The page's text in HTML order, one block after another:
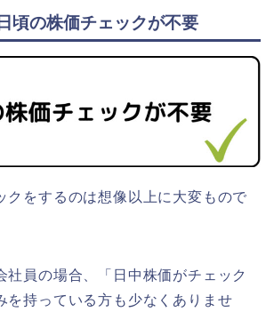
頃の株価チェックが不要
クをするのは想像以上に大変もので
社員の場合、「日中株価がチェック
を持っている方も少なくありませ